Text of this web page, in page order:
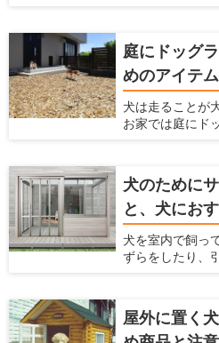
と、こういった
り、壁紙をはが
が染みついてし
に交換しなくて
し、家中にペッ
なってしまいま
すすめの壁紙」
変えるための方
庭にドッグ
めのアイテ
犬は走ることが
お家では庭にド
て、ドッグラン
素材や設備を利
す。 犬を飼うの
犬家住宅」だか
ンの情報を紹介
くださいね！
犬のために
と、犬にお
犬を室内で飼っ
ずらをしたり、
方法として、サ
する方法があり
屋外に置く